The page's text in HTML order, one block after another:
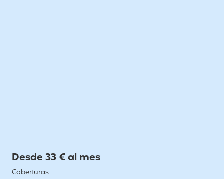
Desde 33 € al mes
Coberturas